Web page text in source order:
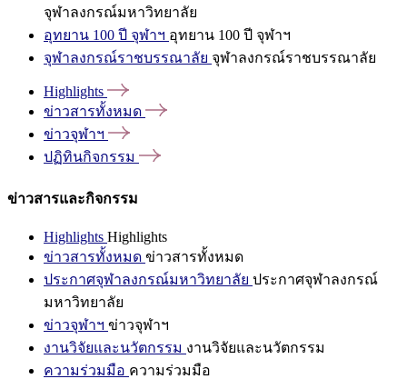
จุฬาลงกรณ์มหาวิทยาลัย
อุทยาน 100 ปี จุฬาฯ อุทยาน 100 ปี จุฬาฯ
จุฬาลงกรณ์ราชบรรณาลัย จุฬาลงกรณ์ราชบรรณาลัย
Highlights
ข่าวสารทั้งหมด
ข่าวจุฬาฯ
ปฏิทินกิจกรรม
ข่าวสารและกิจกรรม
Highlights Highlights
ข่าวสารทั้งหมด ข่าวสารทั้งหมด
ประกาศจุฬาลงกรณ์มหาวิทยาลัย ประกาศจุฬาลงกรณ์
มหาวิทยาลัย
ข่าวจุฬาฯ ข่าวจุฬาฯ
งานวิจัยและนวัตกรรม งานวิจัยและนวัตกรรม
ความร่วมมือ ความร่วมมือ